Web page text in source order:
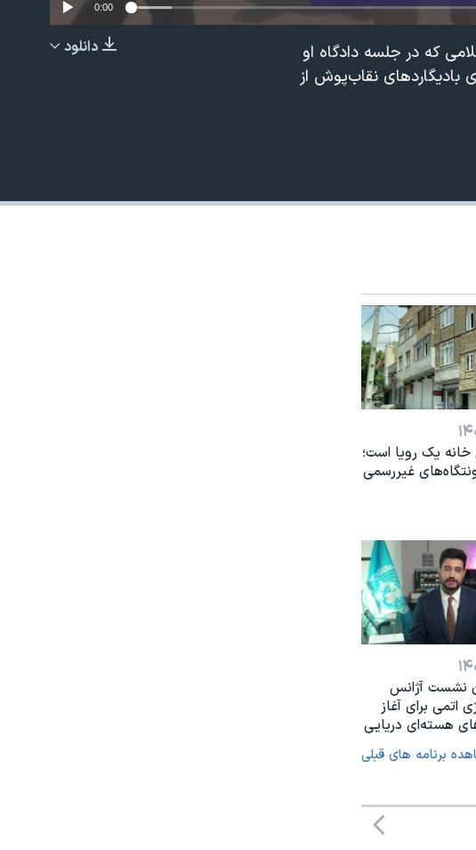
EMBED
0:00
دانلود
که در جلسه دادگاه او
نقاب‌پوش از
یک رویا است؛
غیررسمی
نشست آژانس
اتمی برای آغاز
هسته‌ای دریایی
برنامه های قبلی